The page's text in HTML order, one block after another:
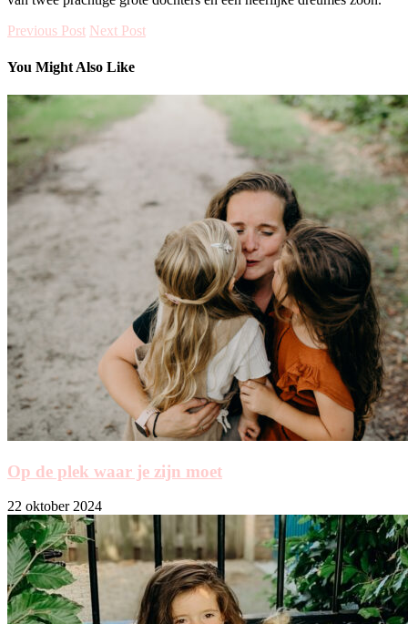
Previous Post Next Post
You Might Also Like
Op de plek waar je zijn moet
22 oktober 2024